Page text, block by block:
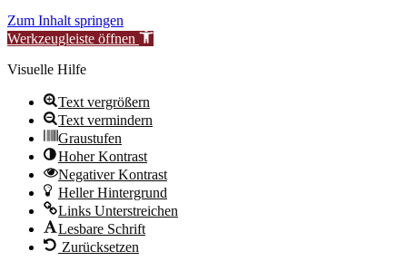
Zum Inhalt springen
Werkzeugleiste öffnen
Visuelle Hilfe
Text vergrößern
Text vermindern
Graustufen
Hoher Kontrast
Negativer Kontrast
Heller Hintergrund
Links Unterstreichen
Lesbare Schrift
Zurücksetzen